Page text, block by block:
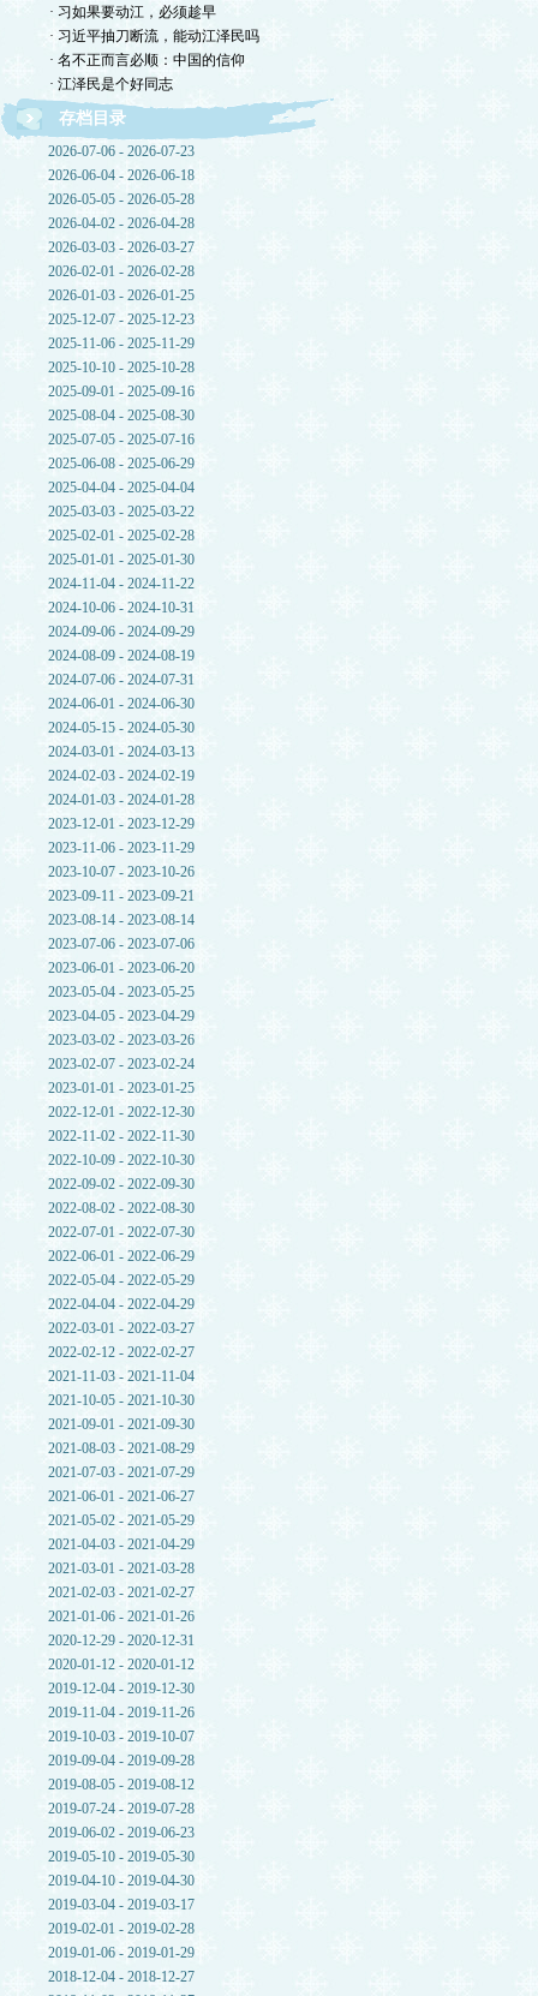
· 习如果要动江，必须趁早
· 习近平抽刀断流，能动江泽民吗
· 名不正而言必顺：中国的信仰
· 江泽民是个好同志
存档目录
2026-07-06 - 2026-07-23
2026-06-04 - 2026-06-18
2026-05-05 - 2026-05-28
2026-04-02 - 2026-04-28
2026-03-03 - 2026-03-27
2026-02-01 - 2026-02-28
2026-01-03 - 2026-01-25
2025-12-07 - 2025-12-23
2025-11-06 - 2025-11-29
2025-10-10 - 2025-10-28
2025-09-01 - 2025-09-16
2025-08-04 - 2025-08-30
2025-07-05 - 2025-07-16
2025-06-08 - 2025-06-29
2025-04-04 - 2025-04-04
2025-03-03 - 2025-03-22
2025-02-01 - 2025-02-28
2025-01-01 - 2025-01-30
2024-11-04 - 2024-11-22
2024-10-06 - 2024-10-31
2024-09-06 - 2024-09-29
2024-08-09 - 2024-08-19
2024-07-06 - 2024-07-31
2024-06-01 - 2024-06-30
2024-05-15 - 2024-05-30
2024-03-01 - 2024-03-13
2024-02-03 - 2024-02-19
2024-01-03 - 2024-01-28
2023-12-01 - 2023-12-29
2023-11-06 - 2023-11-29
2023-10-07 - 2023-10-26
2023-09-11 - 2023-09-21
2023-08-14 - 2023-08-14
2023-07-06 - 2023-07-06
2023-06-01 - 2023-06-20
2023-05-04 - 2023-05-25
2023-04-05 - 2023-04-29
2023-03-02 - 2023-03-26
2023-02-07 - 2023-02-24
2023-01-01 - 2023-01-25
2022-12-01 - 2022-12-30
2022-11-02 - 2022-11-30
2022-10-09 - 2022-10-30
2022-09-02 - 2022-09-30
2022-08-02 - 2022-08-30
2022-07-01 - 2022-07-30
2022-06-01 - 2022-06-29
2022-05-04 - 2022-05-29
2022-04-04 - 2022-04-29
2022-03-01 - 2022-03-27
2022-02-12 - 2022-02-27
2021-11-03 - 2021-11-04
2021-10-05 - 2021-10-30
2021-09-01 - 2021-09-30
2021-08-03 - 2021-08-29
2021-07-03 - 2021-07-29
2021-06-01 - 2021-06-27
2021-05-02 - 2021-05-29
2021-04-03 - 2021-04-29
2021-03-01 - 2021-03-28
2021-02-03 - 2021-02-27
2021-01-06 - 2021-01-26
2020-12-29 - 2020-12-31
2020-01-12 - 2020-01-12
2019-12-04 - 2019-12-30
2019-11-04 - 2019-11-26
2019-10-03 - 2019-10-07
2019-09-04 - 2019-09-28
2019-08-05 - 2019-08-12
2019-07-24 - 2019-07-28
2019-06-02 - 2019-06-23
2019-05-10 - 2019-05-30
2019-04-10 - 2019-04-30
2019-03-04 - 2019-03-17
2019-02-01 - 2019-02-28
2019-01-06 - 2019-01-29
2018-12-04 - 2018-12-27